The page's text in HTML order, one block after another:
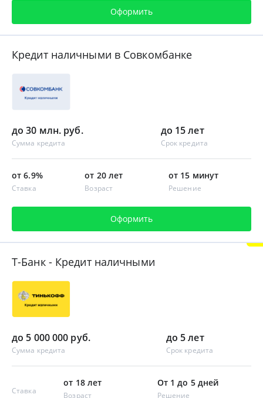
Оформить
Кредит наличными в Совкомбанке
до 30 млн. руб.
Сумма кредита
до 15 лет
Срок кредита
от 6.9%
Ставка
от 20 лет
Возраст
от 15 минут
Решение
Оформить
Т-Банк - Кредит наличными
до 5 000 000 руб.
Сумма кредита
до 5 лет
Срок кредита
Ставка
от 18 лет
Возраст
От 1 до 5 дней
Решение